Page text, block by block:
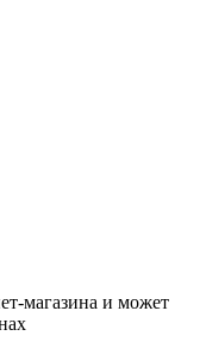
магазина и может